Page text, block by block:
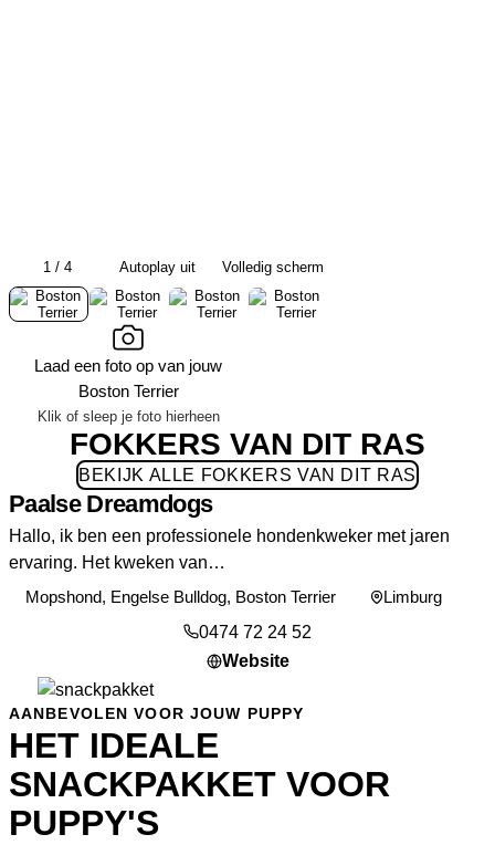
1 / 4 Autoplay uit Volledig scherm
Laad een foto op van jouw
Boston Terrier
Klik of sleep je foto hierheen
FOKKERS VAN DIT RAS
BEKIJK ALLE FOKKERS VAN DIT RAS
Paalse Dreamdogs
Hallo, ik ben een professionele hondenkweker met jaren
ervaring. Het kweken van…
Mopshond, Engelse Bulldog, Boston Terrier
Limburg
0474 72 24 52
Website
AANBEVOLEN VOOR JOUW PUPPY
HET IDEALE
SNACKPAKKET VOOR
PUPPY'S